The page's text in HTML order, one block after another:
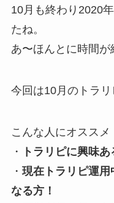
10月も終わり2020
たね。
あ〜ほんとに時間が
今回は10月のトラリ
こんな人にオススメ
・
トラリピに興味あ
・ 現在トラリピ運用
なる方！